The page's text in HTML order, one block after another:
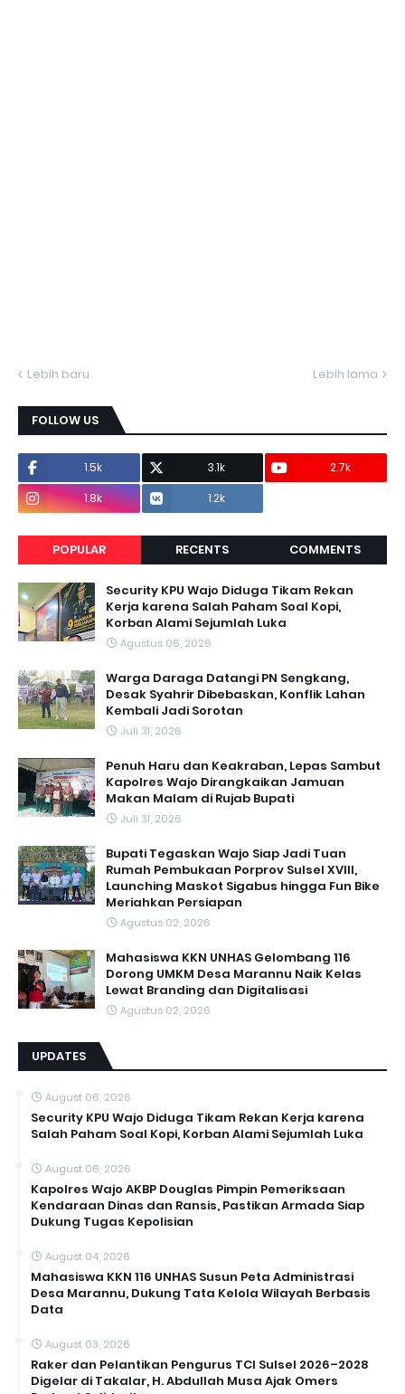
Lebih baru Lebih lama
FOLLOW US
1.5k 3.1k
2.7k
1.8k
1.2k
POPULAR RECENTS COMMENTS
Security KPU Wajo Diduga Tikam Rekan
Kerja karena Salah Paham Soal Kopi,
Korban Alami Sejumlah Luka
Agustus 06, 2026
Warga Daraga Datangi PN Sengkang,
Desak Syahrir Dibebaskan, Konflik Lahan
Kembali Jadi Sorotan
Juli 31, 2026
Penuh Haru dan Keakraban, Lepas Sambut
Kapolres Wajo Dirangkaikan Jamuan
Makan Malam di Rujab Bupati
Juli 31, 2026
Bupati Tegaskan Wajo Siap Jadi Tuan
Rumah Pembukaan Porprov Sulsel XVIII,
Launching Maskot Sigabus hingga Fun Bike
Meriahkan Persiapan
Agustus 02, 2026
Mahasiswa KKN UNHAS Gelombang 116
Dorong UMKM Desa Marannu Naik Kelas
Lewat Branding dan Digitalisasi
Agustus 02, 2026
UPDATES
August 06, 2026
Security KPU Wajo Diduga Tikam Rekan Kerja karena
Salah Paham Soal Kopi, Korban Alami Sejumlah Luka
August 06, 2026
Kapolres Wajo AKBP Douglas Pimpin Pemeriksaan
Kendaraan Dinas dan Ransis, Pastikan Armada Siap
Dukung Tugas Kepolisian
August 04, 2026
Mahasiswa KKN 116 UNHAS Susun Peta Administrasi
Desa Marannu, Dukung Tata Kelola Wilayah Berbasis
Data
August 03, 2026
Raker dan Pelantikan Pengurus TCI Sulsel 2026–2028
Digelar di Takalar, H. Abdullah Musa Ajak Omers